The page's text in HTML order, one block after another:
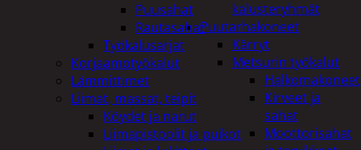
kalusteryhmät
Puutarhakoneet
Kärryt
Metsurin työkalut
Halkomakoneet
Kirveet ja
sahat
Moottorisahat
Puusahat
Rautasahat
Työkalusarjat
Korjaamotyökalut
Lämmittimet
Liimat, massat, teipit
Köydet ja narut
Liimapistoolit ja puikot